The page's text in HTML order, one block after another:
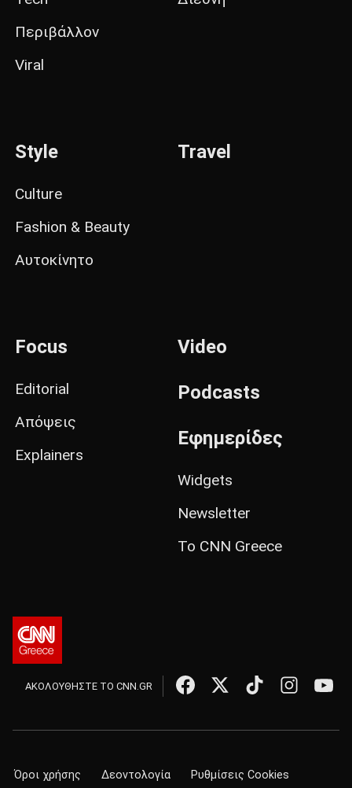
Περιβάλλον
Viral
Style
Culture
Fashion & Beauty
Αυτοκίνητο
Travel
Focus
Editorial
Απόψεις
Explainers
Video
Podcasts
Εφημερίδες
Widgets
Newsletter
Το CNN Greece
ΑΚΟΛΟΥΘΗΣΤΕ ΤΟ CNN.GR
Όροι χρήσης Δεοντολογία Ρυθμίσεις Cookies